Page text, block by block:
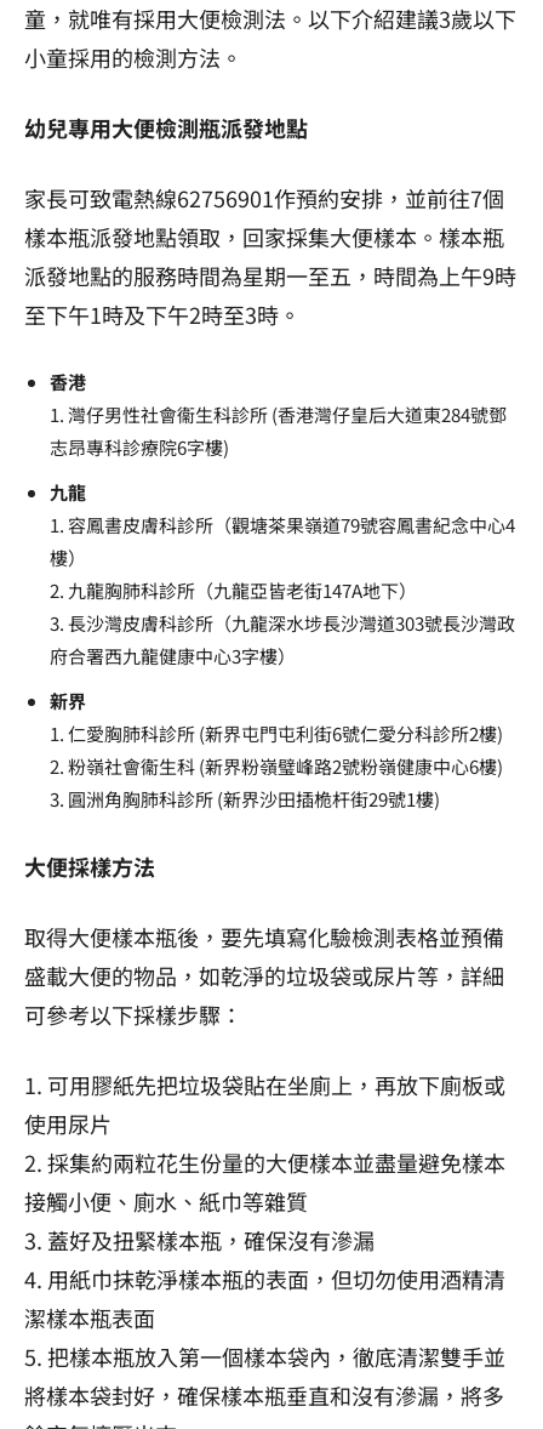
童，就唯有採用大便檢測法。以下介紹建議3歲以下
小童採用的檢測方法。
幼兒專用大便檢測瓶派發地點
家長可致電熱線62756901作預約安排，並前往7個
樣本瓶派發地點領取，回家採集大便樣本。樣本瓶
派發地點的服務時間為星期一至五，時間為上午9時
至下午1時及下午2時至3時。
香港
1. 灣仔男性社會衞生科診所 (香港灣仔皇后大道東284號鄧
志昂專科診療院6字樓)
九龍
1. 容鳳書皮膚科診所（觀塘茶果嶺道79號容鳳書紀念中心4
樓）
2. 九龍胸肺科診所（九龍亞皆老街147A地下）
3. 長沙灣皮膚科診所（九龍深水埗長沙灣道303號長沙灣政
府合署西九龍健康中心3字樓）
新界
1. 仁愛胸肺科診所 (新界屯門屯利街6號仁愛分科診所2樓)
2. 粉嶺社會衞生科 (新界粉嶺璧峰路2號粉嶺健康中心6樓)
3. 圓洲角胸肺科診所 (新界沙田插桅杆街29號1樓)
大便採樣方法
取得大便樣本瓶後，要先填寫化驗檢測表格並預備
盛載大便的物品，如乾淨的垃圾袋或尿片等，詳細
可參考以下採樣步驟：
1. 可用膠紙先把垃圾袋貼在坐廁上，再放下廁板或
使用尿片
2. 採集約兩粒花生份量的大便樣本並盡量避免樣本
接觸小便、廁水、紙巾等雜質
3. 蓋好及扭緊樣本瓶，確保沒有滲漏
4. 用紙巾抹乾淨樣本瓶的表面，但切勿使用酒精清
潔樣本瓶表面
5. 把樣本瓶放入第一個樣本袋內，徹底清潔雙手並
將樣本袋封好，確保樣本瓶垂直和沒有滲漏，將多